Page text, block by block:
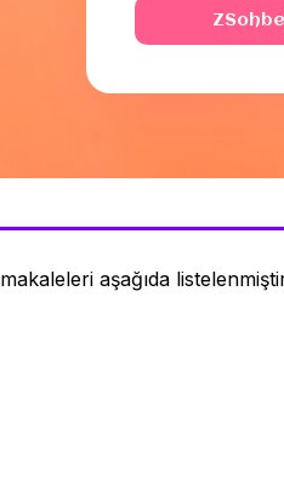
makaleleri aşağıda